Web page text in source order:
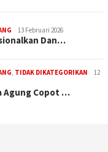
13 Februari 2026
Dan…
, TIDAK DIKATEGORIKAN
12
Agung Copot …